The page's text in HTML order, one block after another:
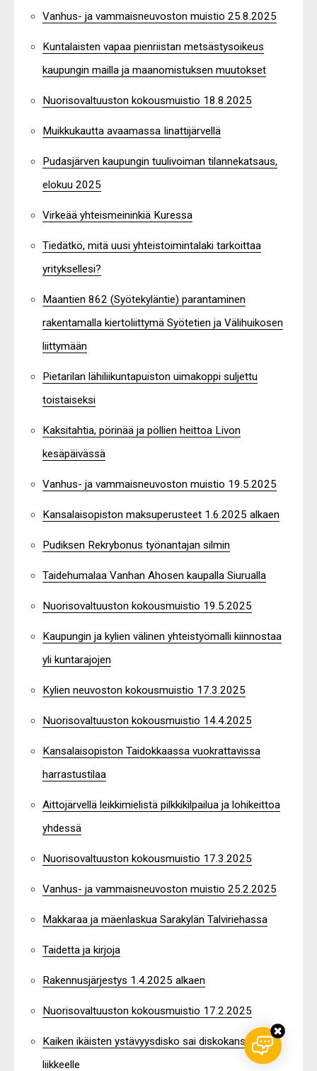
Vanhus- ja vammaisneuvoston muistio 25.8.2025
Kuntalaisten vapaa pienriistan metsästysoikeus
kaupungin mailla ja maanomistuksen muutokset
Nuorisovaltuuston kokousmuistio 18.8.2025
Muikkukautta avaamassa Iinattijärvellä
Pudasjärven kaupungin tuulivoiman tilannekatsaus,
elokuu 2025
Virkeää yhteismeininkiä Kuressa
Tiedätkö, mitä uusi yhteistoimintalaki tarkoittaa
yrityksellesi?
Maantien 862 (Syötekyläntie) parantaminen
rakentamalla kiertoliittymä Syötetien ja Välihuikosen
liittymään
Pietarilan lähiliikuntapuiston uimakoppi suljettu
toistaiseksi
Kaksitahtia, pörinää ja pöllien heittoa Livon
kesäpäivässä
Vanhus- ja vammaisneuvoston muistio 19.5.2025
Kansalaisopiston maksuperusteet 1.6.2025 alkaen
Pudiksen Rekrybonus työnantajan silmin
Taidehumalaa Vanhan Ahosen kaupalla Siurualla
Nuorisovaltuuston kokousmuistio 19.5.2025
Kaupungin ja kylien välinen yhteistyömalli kiinnostaa
yli kuntarajojen
Kylien neuvoston kokousmuistio 17.3.2025
Nuorisovaltuuston kokousmuistio 14.4.2025
Kansalaisopiston Taidokkaassa vuokrattavissa
harrastustilaa
Aittojärvellä leikkimielistä pilkkikilpailua ja lohikeittoa
yhdessä
Nuorisovaltuuston kokousmuistio 17.3.2025
Vanhus- ja vammaisneuvoston muistio 25.2.2025
Makkaraa ja mäenlaskua Sarakylän Talviriehassa
Taidetta ja kirjoja
Rakennusjärjestys 1.4.2025 alkaen
Nuorisovaltuuston kokousmuistio 17.2.2025
Kaiken ikäisten ystävyysdisko sai diskokansan
liikkeelle